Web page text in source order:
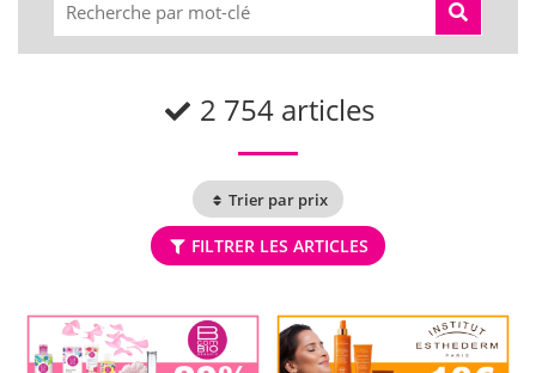
2 754 articles
Trier par prix
FILTRER LES ARTICLES